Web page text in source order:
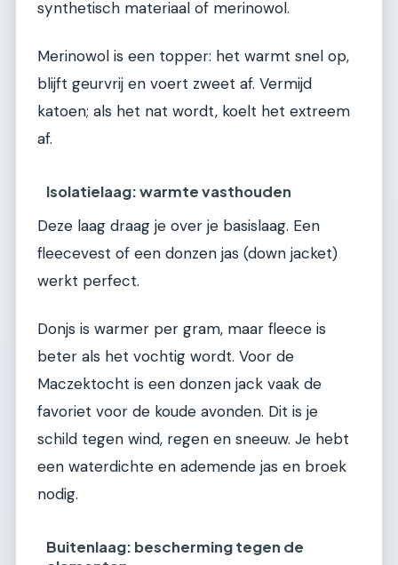
synthetisch materiaal of merinowol.
Merinowol is een topper: het warmt snel op,
blijft geurvrij en voert zweet af. Vermijd
katoen; als het nat wordt, koelt het extreem
af.
Isolatielaag: warmte vasthouden
Deze laag draag je over je basislaag. Een
fleecevest of een donzen jas (down jacket)
werkt perfect.
Donjs is warmer per gram, maar fleece is
beter als het vochtig wordt. Voor de
Maczektocht is een donzen jack vaak de
favoriet voor de koude avonden. Dit is je
schild tegen wind, regen en sneeuw. Je hebt
een waterdichte en ademende jas en broek
nodig.
Buitenlaag: bescherming tegen de